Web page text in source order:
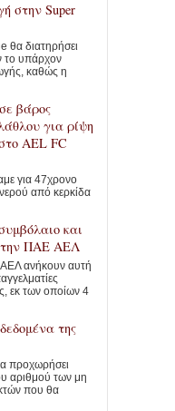
στην Super
θα διατηρήσει
το υπάρχον
καθώς η
βάρος
για ρίψη
AEL FC
για 47χρονο
από κερκίδα
και
ΠΑΕ ΑΕΛ
ΑΕΛ ανήκουν αυτή
εκ των οποίων 4
της
προχωρήσει
αριθμού των μη
που θα